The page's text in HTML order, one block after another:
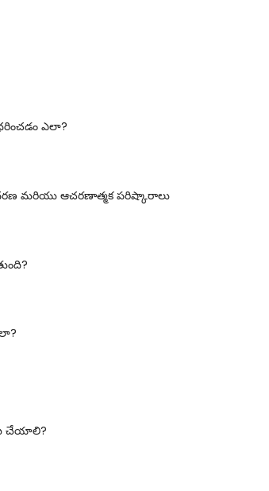
ఎలా?
మరియు ఆచరణాత్మక పరిష్కారాలు
చేయాలి?